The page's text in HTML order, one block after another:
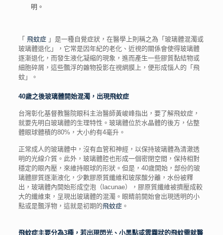
明。
「 飛蚊症」是一種自覺症狀，在醫學上則稱之為「玻璃體混濁或
玻璃體退化」，它常是因年紀的老化、近視的關係會使得玻璃體
逐漸退化，而發生液化凝縮的現象，進而產生一些膠質黏結物或
細胞碎屑，這些飄浮的雜物投影在視網膜上，便形成惱人的「飛
蚊」。
40歲之後玻璃體開始混濁，出現飛蚊症
台灣彰化基督教醫院眼科主治醫師黃峻峰指出，要了解飛蚊症，
就要先明白玻璃體的生理特性。玻璃體位於水晶體的後方，佔整
體眼球體積的80%，大小約有4毫升。
正常成人的玻璃體中，沒有血管和神經，以保持玻璃體為清澈透
明的光線介質。此外，玻璃體腔也形成一個密閉空間，保持相對
穩定的眼內壓，來維持眼球的形狀。但是，40歲開始，部份的玻
璃體膠質逐漸液化，少數膠原質纖維和玻尿酸分離，水份被釋
出，玻璃體內開始形成空泡（lacunae），膠原質纖維被擠壓成較
大的纖維束，呈現出玻璃體的混濁。眼睛前開始會出現透明的小
點或是飄浮物，這就是初期的飛蚊症。
飛蚊症主要分為3種，若出現閃光、小黑點或雲霧狀的飛蚊需就醫